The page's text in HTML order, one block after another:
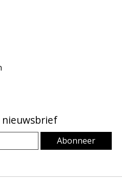
nieuwsbrief
Abonneer